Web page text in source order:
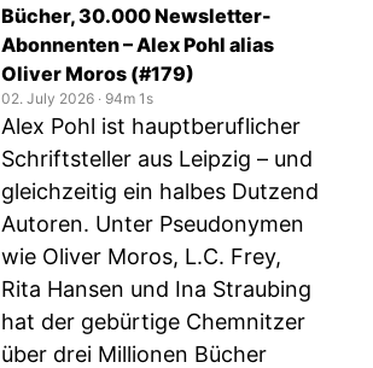
Bücher, 30.000 Newsletter-
Abonnenten – Alex Pohl alias
Oliver Moros (#179)
02. July 2026 ‧ 94m 1s
Alex Pohl ist hauptberuflicher
Schriftsteller aus Leipzig – und
gleichzeitig ein halbes Dutzend
Autoren. Unter Pseudonymen
wie Oliver Moros, L.C. Frey,
Rita Hansen und Ina Straubing
hat der gebürtige Chemnitzer
über drei Millionen Bücher